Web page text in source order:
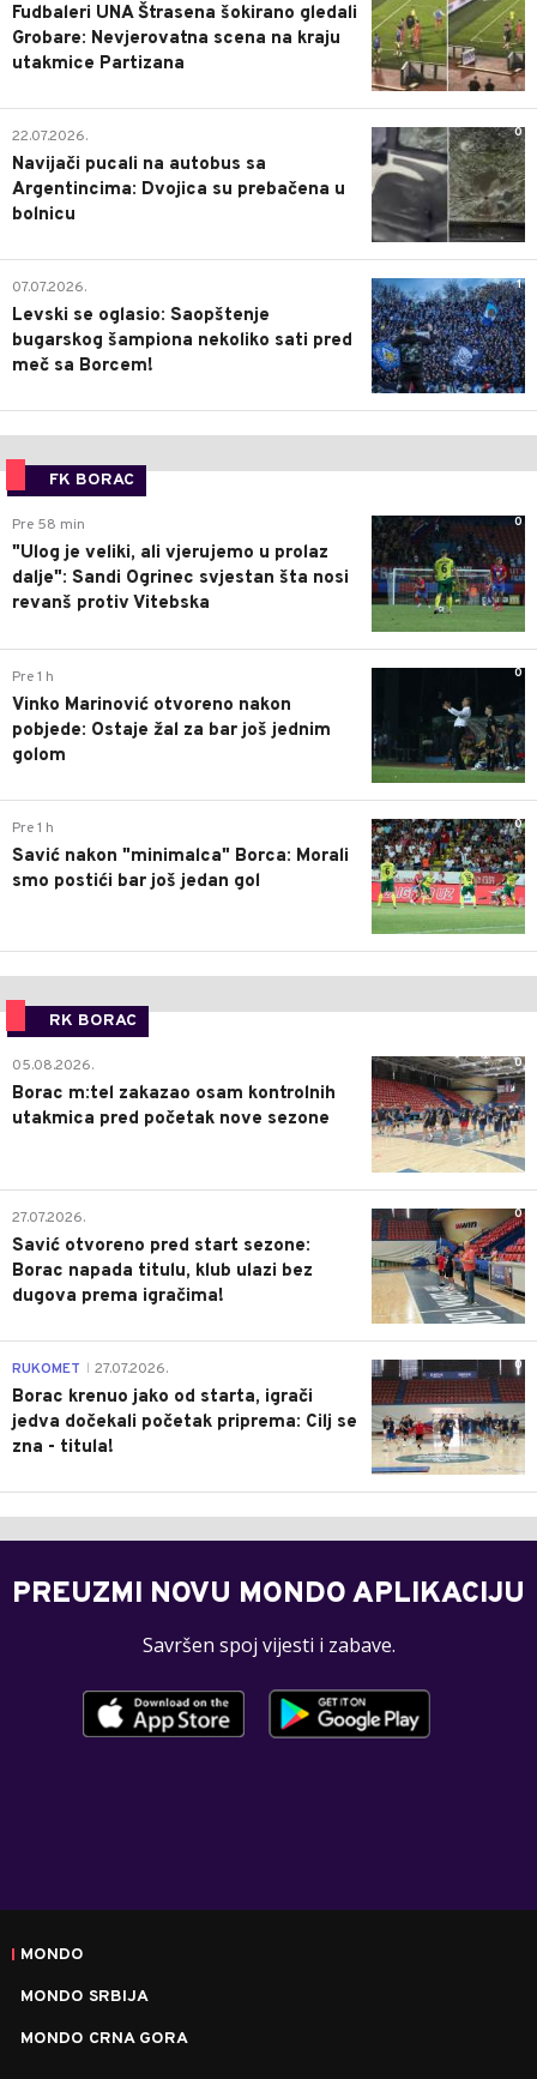
Fudbaleri UNA Štrasena šokirano gledali
Grobare: Nevjerovatna scena na kraju
utakmice Partizana
0
22.07.2026.
Navijači pucali na autobus sa
Argentincima: Dvojica su prebačena u
bolnicu
1
07.07.2026.
Levski se oglasio: Saopštenje
bugarskog šampiona nekoliko sati pred
meč sa Borcem!
FK BORAC
0
Pre 58 min
"Ulog je veliki, ali vjerujemo u prolaz
dalje": Sandi Ogrinec svjestan šta nosi
revanš protiv Vitebska
0
Pre 1 h
Vinko Marinović otvoreno nakon
pobjede: Ostaje žal za bar još jednim
golom
0
Pre 1 h
Savić nakon "minimalca" Borca: Morali
smo postići bar još jedan gol
RK BORAC
0
05.08.2026.
Borac m:tel zakazao osam kontrolnih
utakmica pred početak nove sezone
0
27.07.2026.
Savić otvoreno pred start sezone:
Borac napada titulu, klub ulazi bez
dugova prema igračima!
0
RUKOMET 27.07.2026.
Borac krenuo jako od starta, igrači
jedva dočekali početak priprema: Cilj se
zna - titula!
PREUZMI NOVU MONDO APLIKACIJU
Savršen spoj vijesti i zabave.
MONDO
MONDO SRBIJA
MONDO CRNA GORA